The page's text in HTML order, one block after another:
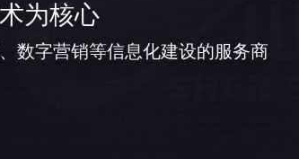
为核心
数字营销等信息化建设的服务商